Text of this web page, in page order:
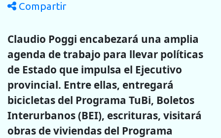
Compartir
Claudio Poggi encabezará una amplia
agenda de trabajo para llevar políticas
de Estado que impulsa el Ejecutivo
provincial. Entre ellas, entregará
bicicletas del Programa TuBi, Boletos
Interurbanos (BEI), escrituras, visitará
obras de viviendas del Programa